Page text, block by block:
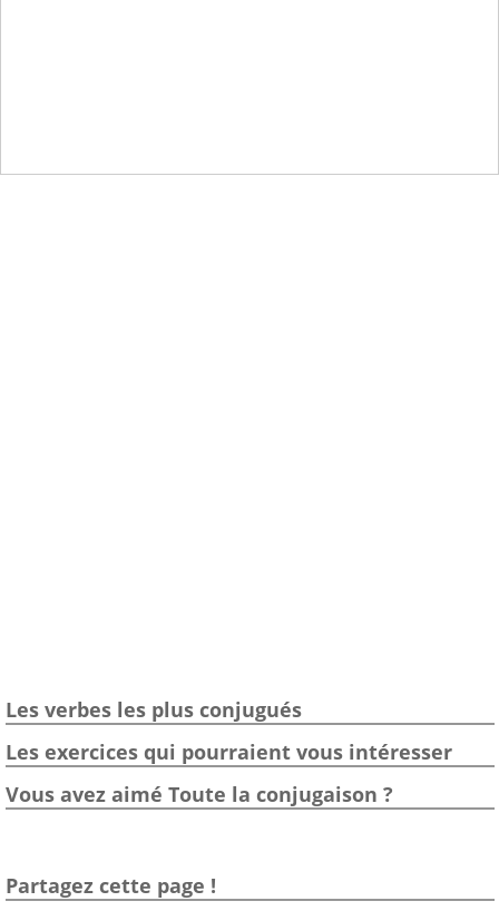
Les verbes les plus conjugués
Les exercices qui pourraient vous intéresser
Vous avez aimé Toute la conjugaison ?
Partagez cette page !